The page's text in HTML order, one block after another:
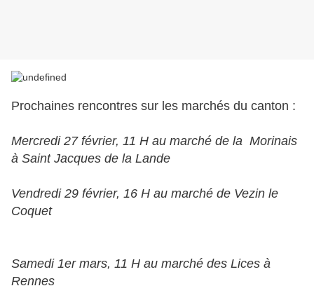
Prochaines rencontres sur les marchés du canton :
Mercredi 27 février, 11 H au marché de la Morinais
à Saint Jacques de la Lande
Vendredi 29 février, 16 H au marché de Vezin le
Coquet
Samedi 1er mars, 11 H au marché des Lices à
Rennes